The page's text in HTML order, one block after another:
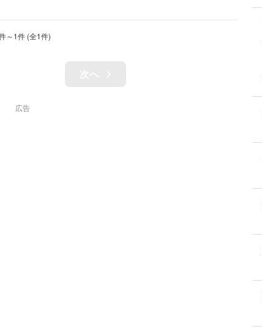
～1件 (全1件)
広告